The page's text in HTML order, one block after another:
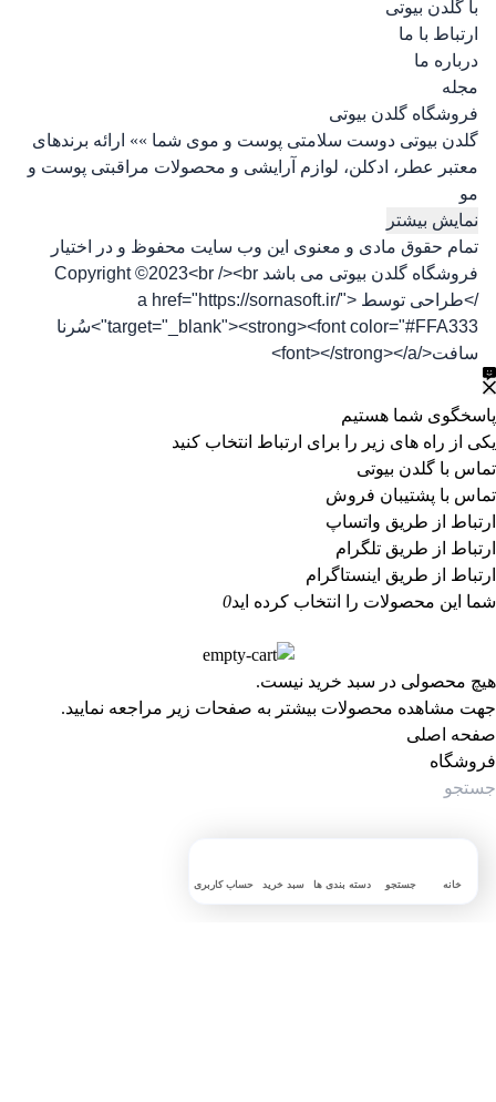
با گلدن بیوتی
ارتباط با ما
درباره ما
مجله
فروشگاه گلدن بیوتی
گلدن بیوتی دوست سلامتی پوست و موی شما »» ارائه برندهای
معتبر عطر، ادکلن، لوازم آرایشی و محصولات مراقبتی پوست و
مو
نمایش بیشتر
تمام حقوق مادی و معنوی این وب سایت محفوظ و در اختیار
فروشگاه گلدن بیوتی می باشد Copyright ©2023<br /><br
/>طراحی توسط <a href="https://sornasoft.ir/"
target="_blank"><strong><font color="#FFA333">سُرنا
سافت</font></strong></a>
پاسخگوی شما هستیم
یکی از راه های زیر را برای ارتباط انتخاب کنید
تماس با گلدن بیوتی
تماس با پشتیبان فروش
ارتباط از طریق واتساپ
ارتباط از طریق تلگرام
ارتباط از طریق اینستاگرام
شما این محصولات را انتخاب کرده اید0
هیچ محصولی در سبد خرید نیست.
جهت مشاهده محصولات بیشتر به صفحات زیر مراجعه نمایید.
صفحه اصلی
فروشگاه
خانه جستجو دسته بندی ها سبد خرید حساب کاربری